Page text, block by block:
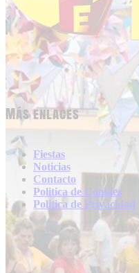
Más enlaces
Fiestas
Noticias
Contacto
Politica de Cookies
Politica de Privacidad